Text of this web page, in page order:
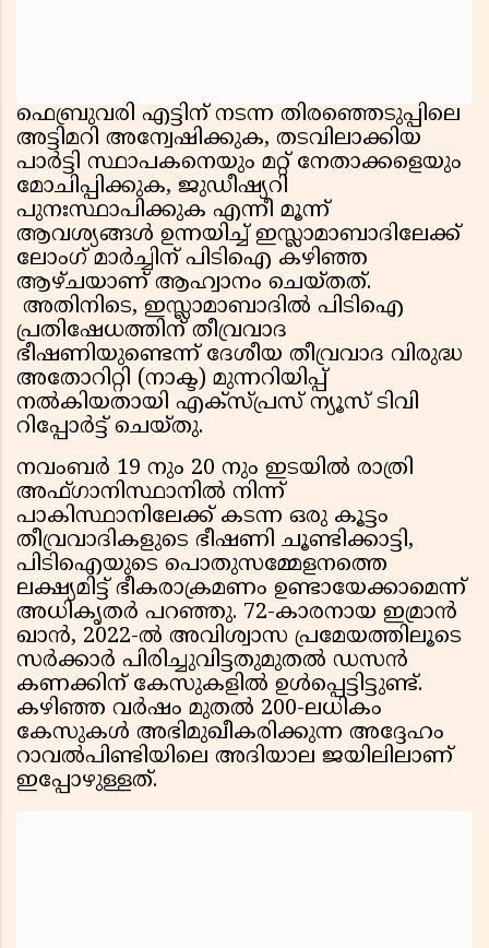
ഫെബ്രുവരി എട്ടിന് നടന്ന തിരഞ്ഞെടുപ്പിലെ
അട്ടിമറി അന്വേഷിക്കുക, തടവിലാക്കിയ
പാർട്ടി സ്ഥാപകനെയും മറ്റ് നേതാക്കളെയും
മോചിപ്പിക്കുക, ജുഡീഷ്യറി
പുനഃസ്ഥാപിക്കുക എന്നീ മൂന്ന്
ആവശ്യങ്ങൾ ഉന്നയിച്ച് ഇസ്ലാമാബാദിലേക്ക്
ലോംഗ് മാർച്ചിന് പിടിഐ കഴിഞ്ഞ
ആഴ്ചയാണ് ആഹ്വാനം ചെയ്തത്.
അതിനിടെ, ഇസ്ലാമാബാദിൽ പിടിഐ
പ്രതിഷേധത്തിന് തീവ്രവാദ
ഭീഷണിയുണ്ടെന്ന് ദേശീയ തീവ്രവാദ വിരുദ്ധ
അതോറിറ്റി (നാക്ട) മുന്നറിയിപ്പ്
നൽകിയതായി എക്സ്പ്രസ് ന്യൂസ് ടിവി
റിപ്പോർട്ട് ചെയ്തു.
നവംബർ 19 നും 20 നും ഇടയിൽ രാത്രി
അഫ്ഗാനിസ്ഥാനിൽ നിന്ന്
പാകിസ്ഥാനിലേക്ക് കടന്ന ഒരു കൂട്ടം
തീവ്രവാദികളുടെ ഭീഷണി ചൂണ്ടിക്കാട്ടി,
പിടിഐയുടെ പൊതുസമ്മേളനത്തെ
ലക്ഷ്യമിട്ട് ഭീകരാക്രമണം ഉണ്ടായേക്കാമെന്ന്
അധികൃതർ പറഞ്ഞു. 72-കാരനായ ഇമ്രാൻ
ഖാൻ, 2022-ൽ അവിശ്വാസ പ്രമേയത്തിലൂടെ
സർക്കാർ പിരിച്ചുവിട്ടതുമുതൽ ഡസൻ
കണക്കിന് കേസുകളിൽ ഉൾപ്പെട്ടിട്ടുണ്ട്.
കഴിഞ്ഞ വർഷം മുതൽ 200-ലധികം
കേസുകൾ അഭിമുഖീകരിക്കുന്ന അദ്ദേഹം
റാവൽപിണ്ടിയിലെ അദിയാല ജയിലിലാണ്
ഇപ്പോഴുള്ളത്.